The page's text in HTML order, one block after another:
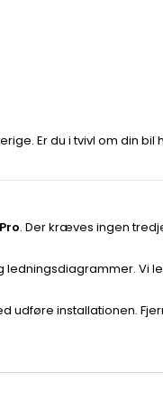
Er du i tvivl om din bil
. Der kræves ingen
ledningsdiagrammer. Vi
udføre installationen.